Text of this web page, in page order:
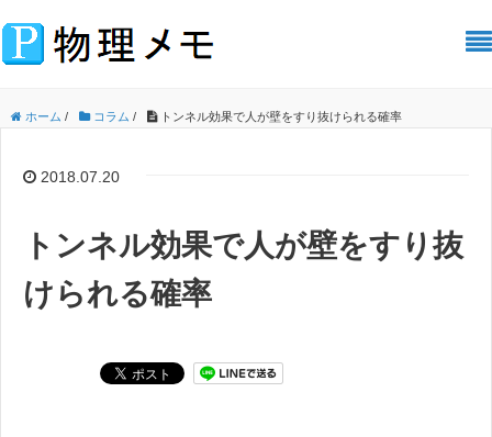
ホーム / コラム / トンネル効果で人が壁をすり抜けられる確率
2018.07.20
トンネル効果で人が壁をすり抜
けられる確率